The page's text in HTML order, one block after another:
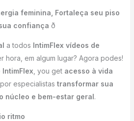
feminina, Fortaleça seu piso
confiança ð
a todos IntimFlex vídeos de
hora, em algum lugar? Agora podes!
IntimFlex , you get acesso à vida
especialistas transformar sua
núcleo e bem-estar geral.
ritmo